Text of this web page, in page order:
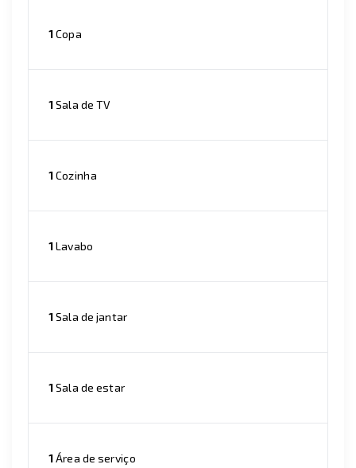
1Copa
1Sala de TV
1Cozinha
1Lavabo
1Sala de jantar
1Sala de estar
1Área de serviço